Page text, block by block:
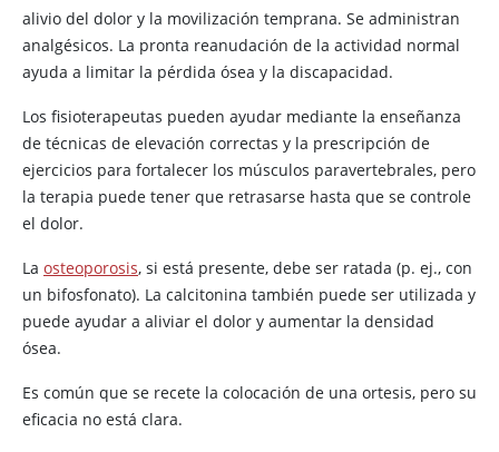
alivio del dolor y la movilización temprana. Se administran
analgésicos. La pronta reanudación de la actividad normal
ayuda a limitar la pérdida ósea y la discapacidad.
Los fisioterapeutas pueden ayudar mediante la enseñanza
de técnicas de elevación correctas y la prescripción de
ejercicios para fortalecer los músculos paravertebrales, pero
la terapia puede tener que retrasarse hasta que se controle
el dolor.
La osteoporosis, si está presente, debe ser ratada (p. ej., con
un bifosfonato). La calcitonina también puede ser utilizada y
puede ayudar a aliviar el dolor y aumentar la densidad
ósea.
Es común que se recete la colocación de una ortesis, pero su
eficacia no está clara.